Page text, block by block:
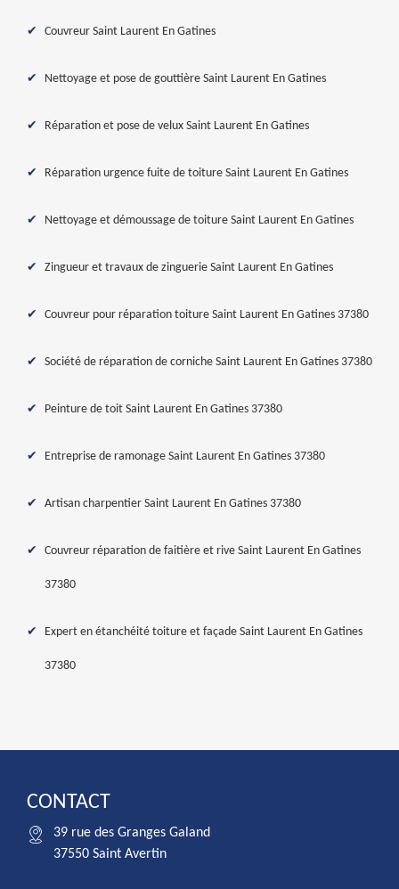
Couvreur Saint Laurent En Gatines
Nettoyage et pose de gouttière Saint Laurent En Gatines
Réparation et pose de velux Saint Laurent En Gatines
Réparation urgence fuite de toiture Saint Laurent En Gatines
Nettoyage et démoussage de toiture Saint Laurent En Gatines
Zingueur et travaux de zinguerie Saint Laurent En Gatines
Couvreur pour réparation toiture Saint Laurent En Gatines 37380
Société de réparation de corniche Saint Laurent En Gatines 37380
Peinture de toit Saint Laurent En Gatines 37380
Entreprise de ramonage Saint Laurent En Gatines 37380
Artisan charpentier Saint Laurent En Gatines 37380
Couvreur réparation de faitière et rive Saint Laurent En Gatines
37380
Expert en étanchéité toiture et façade Saint Laurent En Gatines
37380
CONTACT
39 rue des Granges Galand
37550 Saint Avertin